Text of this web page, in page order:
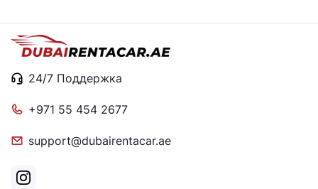
24/7 Поддержка
+971 55 454 2677
support@dubairentacar.ae